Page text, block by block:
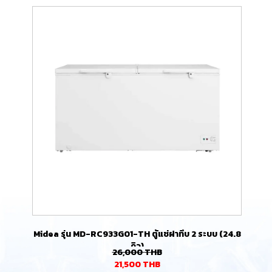
Midea รุ่น MD-RC933G01-TH ตู้แช่ฝาทึบ 2 ระบบ (24.8
คิว)
26,000THB
21,500THB